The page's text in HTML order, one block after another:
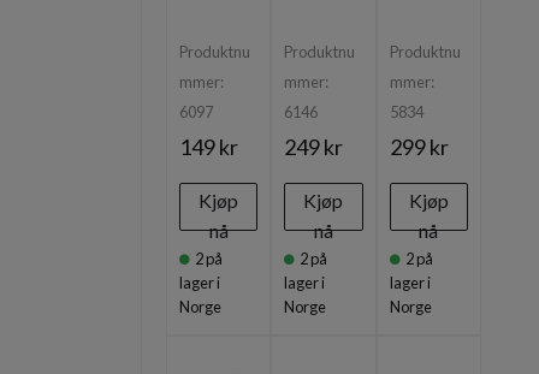
Produktnu
mmer:
6097
149 kr
Kjøp
nå
2på
lager i
Norge
Produktnu
mmer:
6146
249 kr
Kjøp
nå
2på
lager i
Norge
Produktnu
mmer:
5834
299 kr
Kjøp
nå
2 på
lager i
Norge